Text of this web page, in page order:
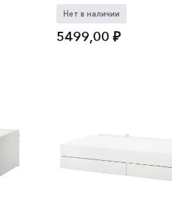
Нет в наличии
5499,00 ₽